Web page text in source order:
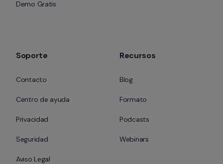
Demo Gratis
Soporte
Contacto
Centro de ayuda
Privacidad
Seguridad
Aviso Legal
Recursos
Blog
Formato
Podcasts
Webinars